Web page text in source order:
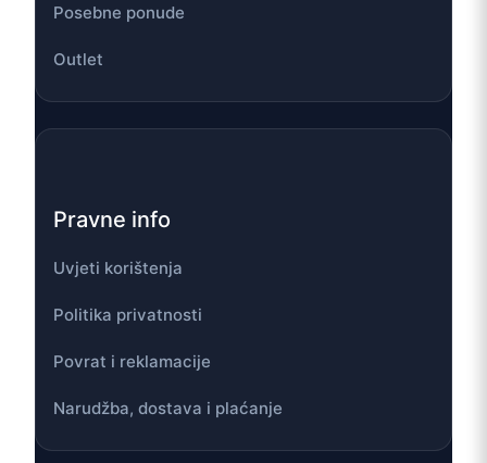
Posebne ponude
Outlet
Pravne info
Uvjeti korištenja
Politika privatnosti
Povrat i reklamacije
Narudžba, dostava i plaćanje